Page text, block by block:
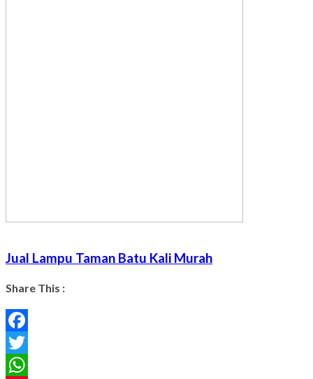
Jual Lampu Taman Batu Kali Murah
Share This :
Facebook
Twitter